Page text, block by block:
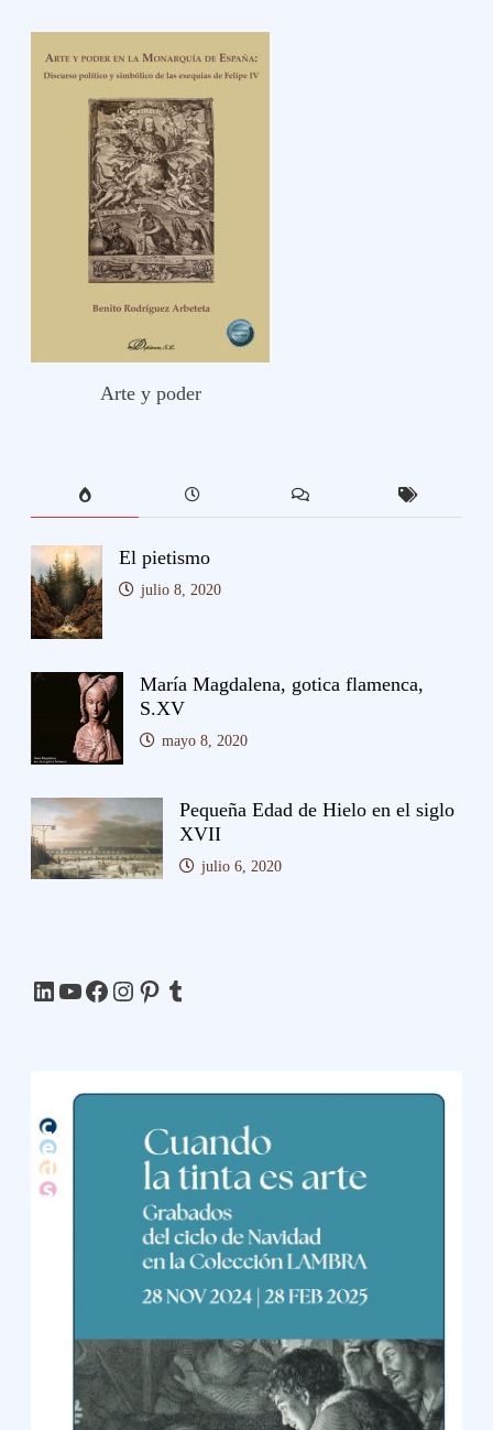
Arte y poder
El pietismo
julio 8, 2020
María Magdalena, gotica flamenca,
S.XV
mayo 8, 2020
Pequeña Edad de Hielo en el siglo
XVII
julio 6, 2020
LinkedIn
YouTube
Facebook
Instagram
Pinterest
Tumblr